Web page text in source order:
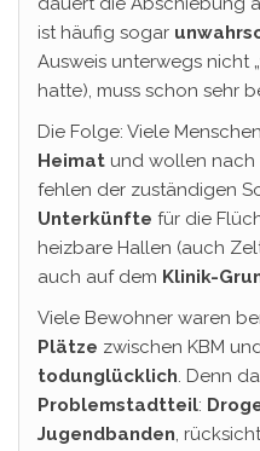
ist häufig sogar
Ausweis unterwegs nicht „
hatte), muss schon sehr
Die Folge: Viele
Heimat und wollen nach
fehlen der zuständigen
Unterkünfte für die
heizbare Hallen (auch
auch auf dem Klinik-
Viele Bewohner waren
Plätze zwischen KBM
todunglücklich. Denn
Problemstadtteil:
Jugendbanden,